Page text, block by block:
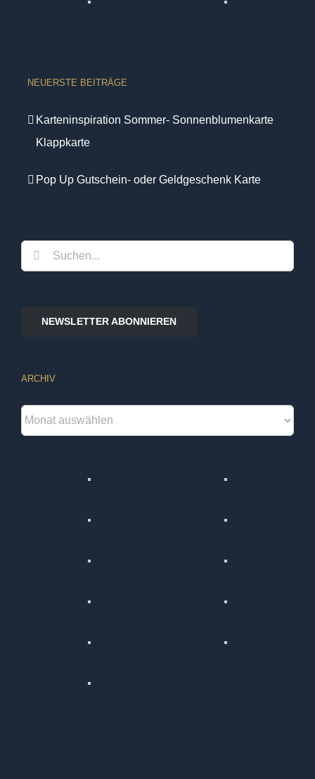
NEUERSTE BEITRÄGE
Karteninspiration Sommer- Sonnenblumenkarte
Klappkarte
Pop Up Gutschein- oder Geldgeschenk Karte
Suche
nach:
NEWSLETTER ABONNIEREN
ARCHIV
Archiv